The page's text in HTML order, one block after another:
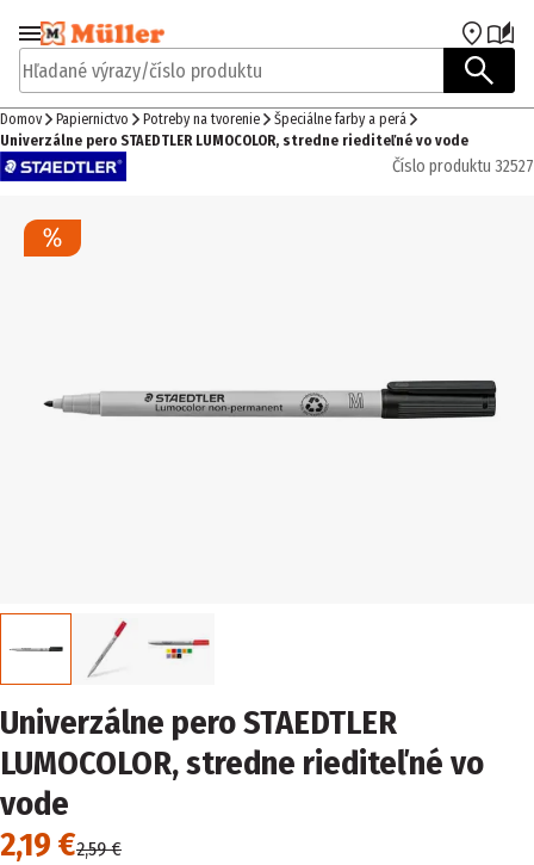
Prejsť na navigáciu
Prejsť na hlavný obsah
Hľadané výrazy/číslo produktu
Domov Papiernictvo Potreby na tvorenie
Špeciálne farby a perá
Univerzálne pero STAEDTLER LUMOCOLOR, stredne riediteľné vo vode
Číslo produktu 32527
Univerzálne pero STAEDTLER
LUMOCOLOR, stredne riediteľné vo
vode
2,19 €2,59 €